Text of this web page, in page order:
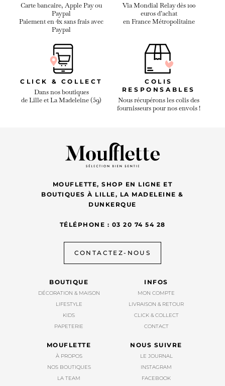
Carte bancaire, Apple Pay ou
Paypal
Paiement en 4x sans frais avec
Paypal
Via Mondial Relay dès 100
euros d’achat
en France Métropolitaine
CLICK & COLLECT
Dans nos boutiques
de Lille et La Madeleine (59)
COLIS
RESPONSABLES
Nous récupérons les colis des
fournisseurs pour nos envois !
MOUFLETTE, SHOP EN LIGNE ET
BOUTIQUES À LILLE, LA MADELEINE &
DUNKERQUE
TÉLÉPHONE : 03 20 74 54 28
CONTACTEZ-NOUS
BOUTIQUE
DÉCORATION & MAISON
LIFESTYLE
KIDS
PAPETERIE
INFOS
MON COMPTE
LIVRAISON & RETOUR
CLICK & COLLECT
CONTACT
MOUFLETTE
À PROPOS
NOS BOUTIQUES
LA TEAM
NOUS SUIVRE
LE JOURNAL
INSTAGRAM
FACEBOOK